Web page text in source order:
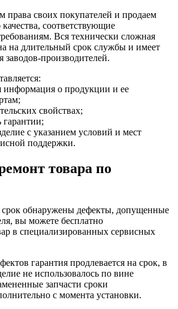
права своих покупателей и продаем
соответствующие
Вся технически сложная
на длительный срок службы и имеет
заводов-производителей.
информация о продукции и ее
свойствах;
гарантии;
с указанием условий и мест
поддержки.
товара по
обнаружены дефекты, допущенные
вы можете бесплатно
в специализированных сервисных
гарантия продлевается на срок, в
не использовалось по вине
запчасти сроки
с момента установки.